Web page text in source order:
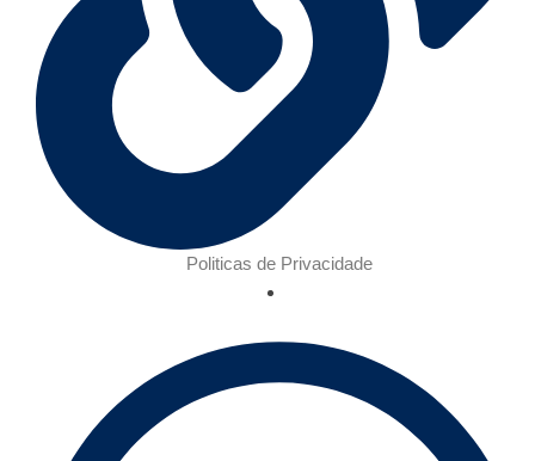
Politicas de Privacidade